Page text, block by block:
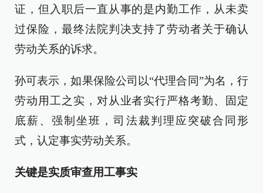
证，但入职后一直从事的是内勤工作，从未卖
过保险，最终法院判决支持了劳动者关于确认
劳动关系的诉求。
孙可表示，如果保险公司以“代理合同”为名，行
劳动用工之实，对从业者实行严格考勤、固定
底薪、强制坐班，司法裁判理应突破合同形
式，认定事实劳动关系。
关键是实质审查用工事实